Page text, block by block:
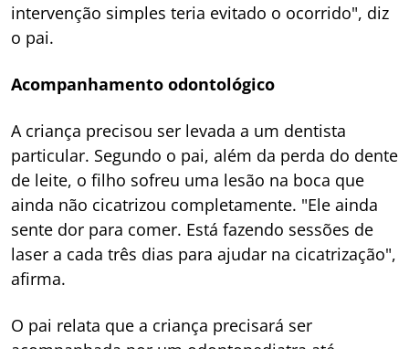
intervenção simples teria evitado o ocorrido", diz
o pai.
Acompanhamento odontológico
A criança precisou ser levada a um dentista
particular. Segundo o pai, além da perda do dente
de leite, o filho sofreu uma lesão na boca que
ainda não cicatrizou completamente. "Ele ainda
sente dor para comer. Está fazendo sessões de
laser a cada três dias para ajudar na cicatrização",
afirma.
O pai relata que a criança precisará ser